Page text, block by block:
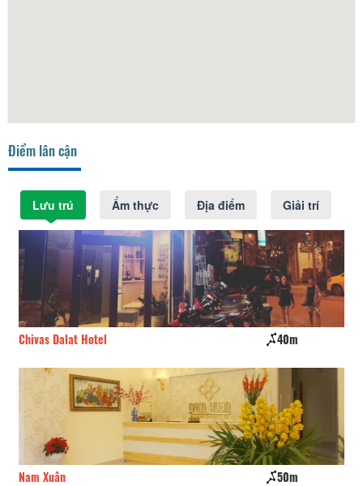
Điểm lân cận
Lưu trú Ẩm thực Địa điểm Giải trí
Chivas Dalat Hotel 40m
Nam Xuân 50m